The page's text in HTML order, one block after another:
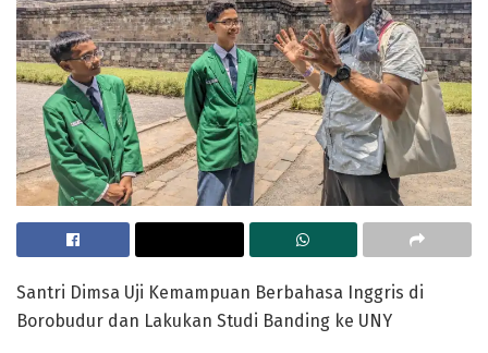
Santri Dimsa Uji Kemampuan Berbahasa Inggris di
Borobudur dan Lakukan Studi Banding ke UNY